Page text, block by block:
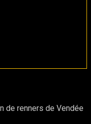
de renners de Vendée